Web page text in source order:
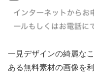
一見デザインの綺麗な
ある無料素材の画像を